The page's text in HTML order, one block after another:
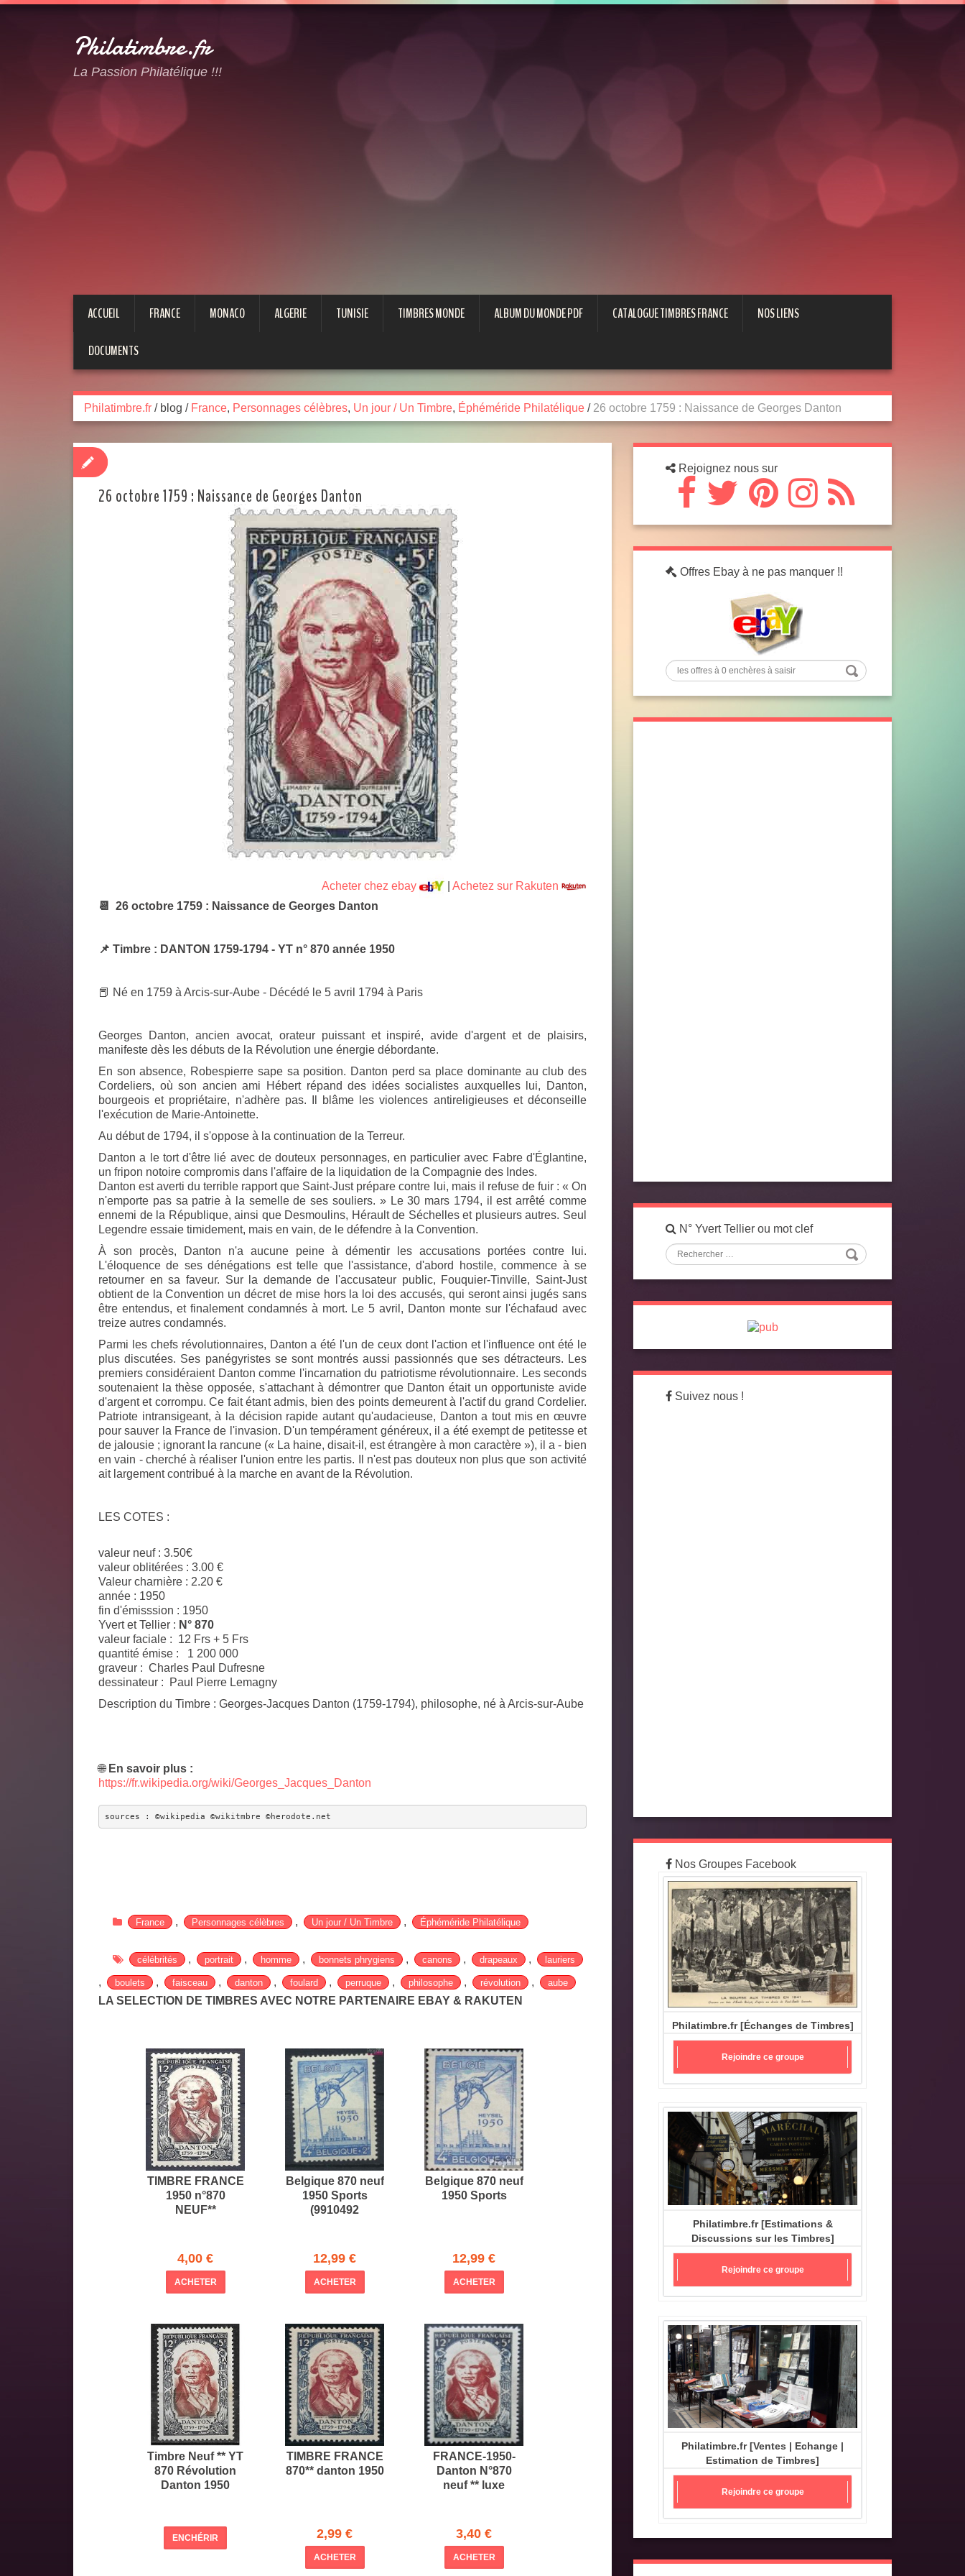
Philatimbre.fr
La Passion Philatélique !!!
ACCUEIL FRANCE MONACO ALGERIE TUNISIE TIMBRES MONDE ALBUM DU MONDE PDF CATALOGUE TIMBRES FRANCE NOS LIENS
DOCUMENTS
Philatimbre.fr /blog / France, Personnages célèbres, Un jour / Un Timbre, Éphéméride Philatélique / 26 octobre 1759 : Naissance de Georges Danton
26 octobre 1759 : Naissance de Georges Danton
Acheter chez ebay
Achetez sur Rakuten
📆 26 octobre 1759 : Naissance de Georges Danton
📌 Timbre : DANTON 1759-1794 - YT n° 870 année 1950
📕 Né en 1759 à Arcis-sur-Aube - Décédé le 5 avril 1794 à Paris
Georges Danton, ancien avocat, orateur puissant et inspiré, avide d'argent et de plaisirs,
manifeste dès les débuts de la Révolution une énergie débordante.
En son absence, Robespierre sape sa position. Danton perd sa place dominante au club des
Cordeliers, où son ancien ami Hébert répand des idées socialistes auxquelles lui, Danton,
bourgeois et propriétaire, n'adhère pas. Il blâme les violences antireligieuses et déconseille
l'exécution de Marie-Antoinette.
Au début de 1794, il s'oppose à la continuation de la Terreur.
Danton a le tort d'être lié avec de douteux personnages, en particulier avec Fabre d'Églantine,
un fripon notoire compromis dans l'affaire de la liquidation de la Compagnie des Indes.
Danton est averti du terrible rapport que Saint-Just prépare contre lui, mais il refuse de fuir : « On
n'emporte pas sa patrie à la semelle de ses souliers. » Le 30 mars 1794, il est arrêté comme
ennemi de la République, ainsi que Desmoulins, Hérault de Séchelles et plusieurs autres. Seul
Legendre essaie timidement, mais en vain, de le défendre à la Convention.
À son procès, Danton n'a aucune peine à démentir les accusations portées contre lui.
L'éloquence de ses dénégations est telle que l'assistance, d'abord hostile, commence à se
retourner en sa faveur. Sur la demande de l'accusateur public, Fouquier-Tinville, Saint-Just
obtient de la Convention un décret de mise hors la loi des accusés, qui seront ainsi jugés sans
être entendus, et finalement condamnés à mort. Le 5 avril, Danton monte sur l'échafaud avec
treize autres condamnés.
Parmi les chefs révolutionnaires, Danton a été l'un de ceux dont l'action et l'influence ont été le
plus discutées. Ses panégyristes se sont montrés aussi passionnés que ses détracteurs. Les
premiers considéraient Danton comme l'incarnation du patriotisme révolutionnaire. Les seconds
soutenaient la thèse opposée, s'attachant à démontrer que Danton était un opportuniste avide
d'argent et corrompu. Ce fait étant admis, bien des points demeurent à l'actif du grand Cordelier.
Patriote intransigeant, à la décision rapide autant qu'audacieuse, Danton a tout mis en œuvre
pour sauver la France de l'invasion. D'un tempérament généreux, il a été exempt de petitesse et
de jalousie ; ignorant la rancune (« La haine, disait-il, est étrangère à mon caractère »), il a - bien
en vain - cherché à réaliser l'union entre les partis. Il n'est pas douteux non plus que son activité
ait largement contribué à la marche en avant de la Révolution.
LES COTES :
valeur neuf : 3.50€
valeur oblitérées : 3.00 €
Valeur charnière : 2.20 €
année : 1950
fin d'émisssion : 1950
Yvert et Tellier : N° 870
valeur faciale : 12 Frs + 5 Frs
quantité émise : 1 200 000
graveur : Charles Paul Dufresne
dessinateur : Paul Pierre Lemagny
Description du Timbre : Georges-Jacques Danton (1759-1794), philosophe, né à Arcis-sur-Aube
🌐 En savoir plus :
https://fr.wikipedia.org/wiki/Georges_Jacques_Danton
sources : ©wikipedia ©wikitmbre ©herodote.net
France , Personnages célèbres , Un jour / Un Timbre , Éphéméride Philatélique
célébrités , portrait , homme , bonnets phrygiens , canons , drapeaux , lauriers
, boulets , faisceau , danton , foulard , perruque , philosophe , révolution , aube
LA SELECTION DE TIMBRES AVEC NOTRE PARTENAIRE EBAY & RAKUTEN
TIMBRE FRANCE
1950 n°870
NEUF**
4,00 €
ACHETER
Belgique 870 neuf
1950 Sports
(9910492
12,99 €
ACHETER
Belgique 870 neuf
1950 Sports
12,99 €
ACHETER
Timbre Neuf ** YT
870 Révolution
Danton 1950
ENCHÉRIR
TIMBRE FRANCE
870** danton 1950
2,99 €
ACHETER
FRANCE-1950-
Danton N°870
neuf ** luxe
3,40 €
ACHETER
Rejoignez nous sur
Offres Ebay à ne pas manquer !!
N° Yvert Tellier ou mot clef
Suivez nous !
Nos Groupes Facebook
Philatimbre.fr [Échanges de Timbres]
Rejoindre ce groupe
Philatimbre.fr [Estimations &
Discussions sur les Timbres]
Rejoindre ce groupe
Philatimbre.fr [Ventes | Echange |
Estimation de Timbres]
Rejoindre ce groupe